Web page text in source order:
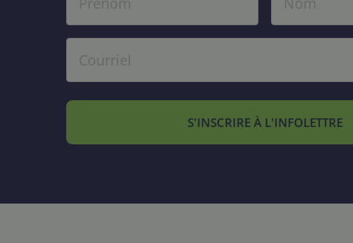
S'INSCRIRE À L'INFOLETTRE